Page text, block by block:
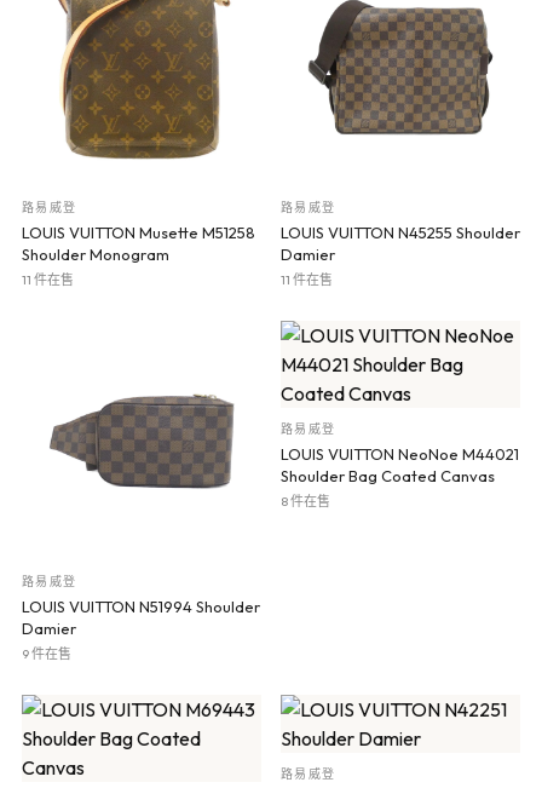
路易威登
LOUIS VUITTON Musette M51258
Shoulder Monogram
11 件在售
路易威登
LOUIS VUITTON N45255 Shoulder
Damier
11 件在售
路易威登
LOUIS VUITTON N51994 Shoulder
Damier
9 件在售
路易威登
LOUIS VUITTON NeoNoe M44021
Shoulder Bag Coated Canvas
8 件在售
路易威登